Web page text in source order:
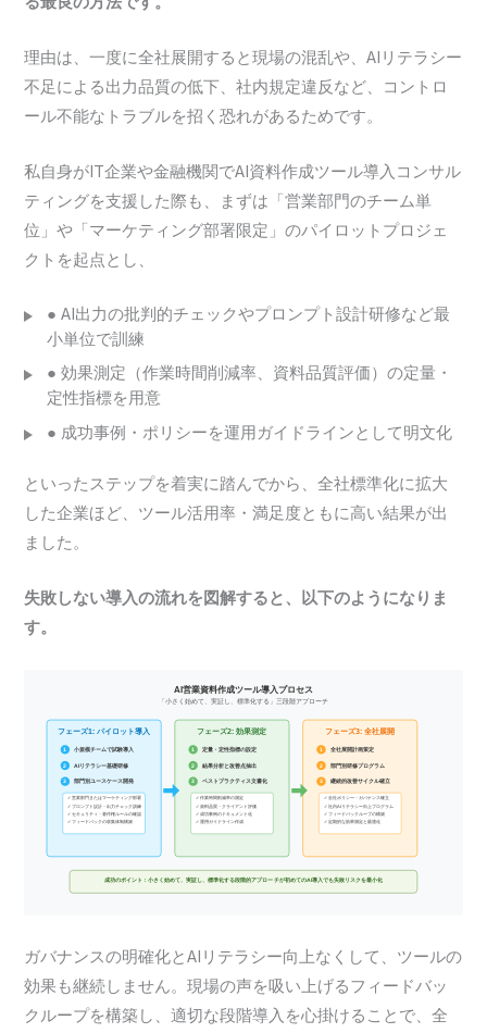
理由は、一度に全社展開すると現場の混乱や、AIリテラシー
不足による出力品質の低下、社内規定違反など、コントロ
ール不能なトラブルを招く恐れがあるためです。
私自身がIT企業や金融機関でAI資料作成ツール導入コンサル
ティングを支援した際も、まずは「営業部門のチーム単
位」や「マーケティング部署限定」のパイロットプロジェ
クトを起点とし、
● AI出力の批判的チェックやプロンプト設計研修など最
小単位で訓練
● 効果測定（作業時間削減率、資料品質評価）の定量・
定性指標を用意
● 成功事例・ポリシーを運用ガイドラインとして明文化
といったステップを着実に踏んでから、全社標準化に拡大
した企業ほど、ツール活用率・満足度ともに高い結果が出
ました。
失敗しない導入の流れを図解すると、以下のようになりま
す。
ガバナンスの明確化とAIリテラシー向上なくして、ツールの
効果も継続しません。現場の声を吸い上げるフィードバッ
クループを構築し、適切な段階導入を心掛けることで、全